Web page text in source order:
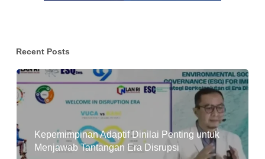
Recent Posts
Kepemimpinan Adaptif Dinilai Penting untuk
Menjawab Tantangan Era Disrupsi